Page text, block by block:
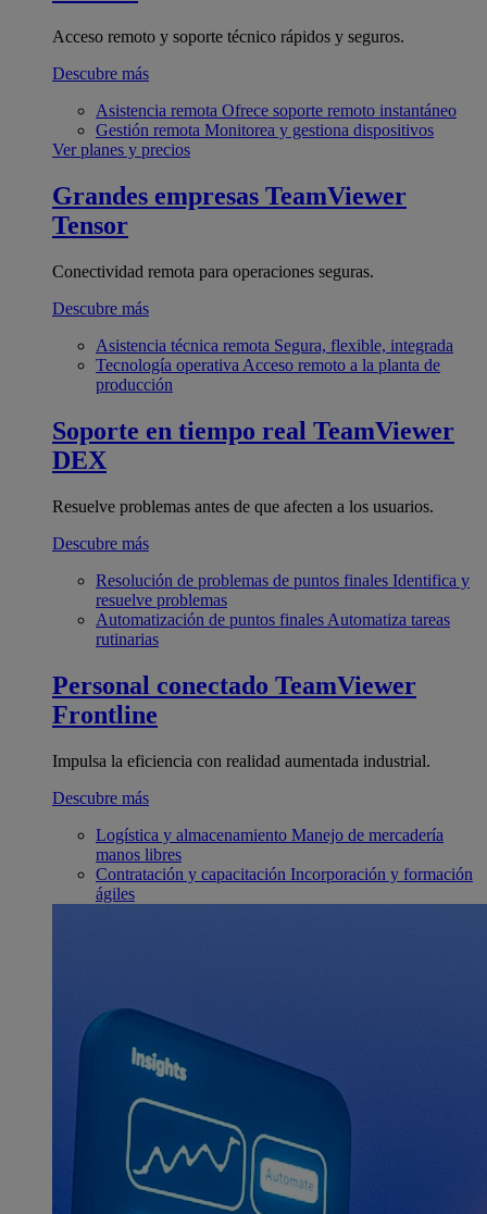
Acceso remoto y soporte técnico rápidos y seguros.
Descubre más
Asistencia remota Ofrece soporte remoto instantáneo
Gestión remota Monitorea y gestiona dispositivos
Ver planes y precios
Grandes empresas TeamViewer
Tensor
Conectividad remota para operaciones seguras.
Descubre más
Asistencia técnica remota Segura, flexible, integrada
Tecnología operativa Acceso remoto a la planta de
producción
Soporte en tiempo real TeamViewer
DEX
Resuelve problemas antes de que afecten a los usuarios.
Descubre más
Resolución de problemas de puntos finales Identifica y
resuelve problemas
Automatización de puntos finales Automatiza tareas
rutinarias
Personal conectado TeamViewer
Frontline
Impulsa la eficiencia con realidad aumentada industrial.
Descubre más
Logística y almacenamiento Manejo de mercadería
manos libres
Contratación y capacitación Incorporación y formación
ágiles